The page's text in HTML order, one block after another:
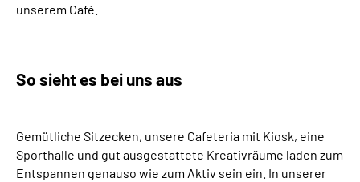
unserem Café.
So sieht es bei uns aus
Gemütliche Sitzecken, unsere Cafeteria mit Kiosk, eine
Sporthalle und gut ausgestattete Kreativräume laden zum
Entspannen genauso wie zum Aktiv sein ein. In unserer